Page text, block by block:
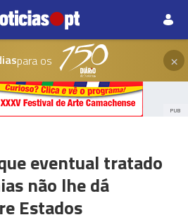
para os ×
PUB
eventual tratado
não lhe dá
Estados